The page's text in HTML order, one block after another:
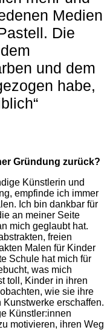
Medien
Die
und dem
habe,
Gründung zurück?
Künstlerin und
empfinde ich immer
Ich bin dankbar für
an meiner Seite
mich geglaubt hat.
freien
Malen für Kinder
Schule hat mich für
was mich
toll, Kinder in ihren
wie sie ihre
erschaffen.
Künstler:innen
motivieren, ihren Weg